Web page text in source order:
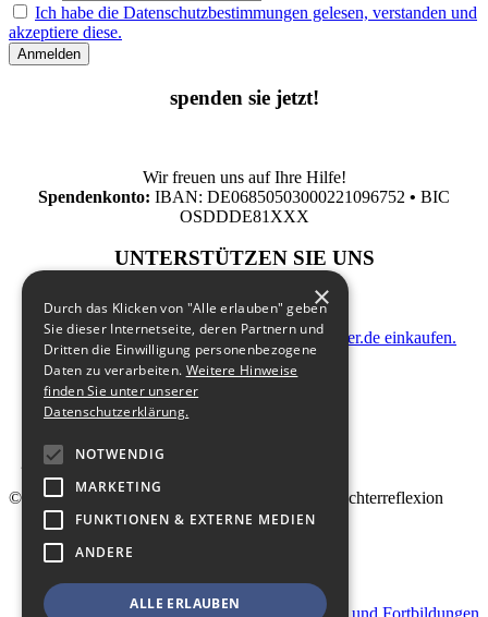
Ich habe die Datenschutzbestimmungen gelesen, verstanden und
akzeptiere diese.
spenden sie jetzt!
Wir freuen uns auf Ihre Hilfe!
Spendenkonto: IBAN: DE06850503000221096752 • BIC
OSDDDE81XXX
UNTERSTÜTZEN SIE UNS
indem Sie zusatzkostenfrei auf Bildungsspender.de einkaufen.
© 2026 Landesfachstelle Jungenarbeit & Geschlechterreflexion
Shop
Kontakt
×
Durch das Klicken von "Alle erlauben" geben
Sie dieser Internetseite, deren Partnern und
Dritten die Einwilligung personenbezogene
Daten zu verarbeiten. Weitere Hinweise
finden Sie unter unserer
Datenschutzerklärung.
NOTWENDIG
MARKETING
FUNKTIONEN & EXTERNE MEDIEN
ANDERE
ALLE ERLAUBEN